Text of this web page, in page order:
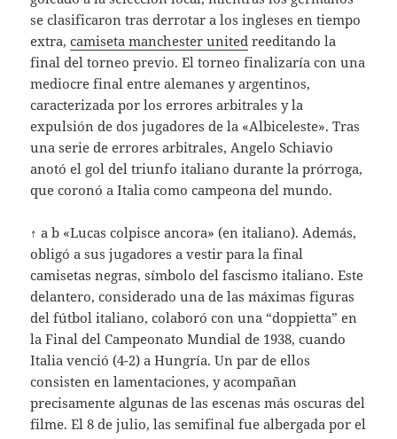
se clasificaron tras derrotar a los ingleses en tiempo
extra,camiseta manchester united reeditando la
final del torneo previo. El torneo finalizaría con una
mediocre final entre alemanes y argentinos,
caracterizada por los errores arbitrales y la
expulsión de dos jugadores de la «Albiceleste». Tras
una serie de errores arbitrales, Angelo Schiavio
anotó el gol del triunfo italiano durante la prórroga,
que coronó a Italia como campeona del mundo.
↑ a b «Lucas colpisce ancora» (en italiano). Además,
obligó a sus jugadores a vestir para la final
camisetas negras, símbolo del fascismo italiano. Este
delantero, considerado una de las máximas figuras
del fútbol italiano, colaboró con una “doppietta” en
la Final del Campeonato Mundial de 1938, cuando
Italia venció (4-2) a Hungría. Un par de ellos
consisten en lamentaciones, y acompañan
precisamente algunas de las escenas más oscuras del
filme. El 8 de julio, las semifinal fue albergada por el